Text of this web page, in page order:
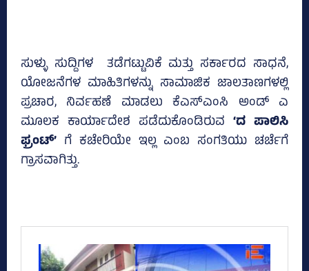
ಸುಳ್ಳು ಸುದ್ದಿಗಳ ತಡೆಗಟ್ಟುವಿಕೆ ಮತ್ತು ಸರ್ಕಾರದ ಸಾಧನೆ,
ಯೋಜನೆಗಳ ಮಾಹಿತಿಗಳನ್ನು ಸಾಮಾಜಿಕ ಜಾಲತಾಣಗಳಲ್ಲಿ
ಪ್ರಚಾರ, ನಿರ್ವಹಣೆ ಮಾಡಲು ಕೆಎಸ್‌ಎಂಸಿ ಅಂಡ್‌ ಎ
ಮೂಲಕ ಕಾರ್ಯಾದೇಶ ಪಡೆದುಕೊಂಡಿರುವ ‘ದ ಪಾಲಿಸಿ
ಫ್ರಂಟ್‌’ ಗೆ ಕಚೇರಿಯೇ ಇಲ್ಲ ಎಂಬ ಸಂಗತಿಯು ಚರ್ಚೆಗೆ
ಗ್ರಾಸವಾಗಿತ್ತು.